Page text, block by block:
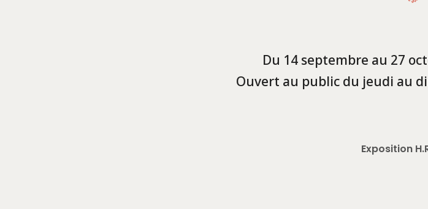
Du 14 septembre au 27
Ouvert au public du jeudi au
Exposition